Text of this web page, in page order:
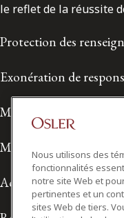
Modalités de
Modalités d'utilisation
Accessibilité
Relations avec les
Nous utilisons des
fonctionnalités
notre site Web et
pertinentes et un
sites Web de tiers.